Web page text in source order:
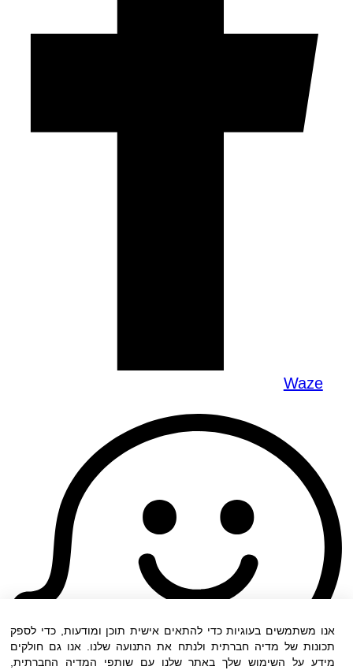
Waze
אנו משתמשים בעוגיות כדי להתאים אישית תוכן ומודעות, כדי לספק
תכונות של מדיה חברתית ולנתח את התנועה שלנו. אנו גם חולקים
מידע על השימוש שלך באתר שלנו עם שותפי המדיה החברתית,